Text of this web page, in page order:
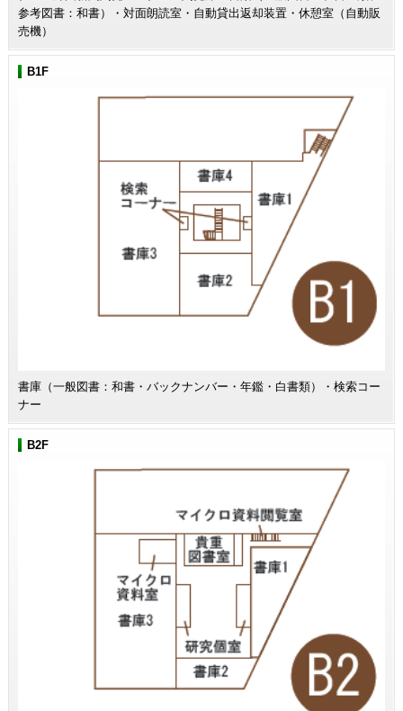
参考図書：和書）・対面朗読室・自動貸出返却装置・休憩室（自動販
売機）
B1F
書庫（一般図書：和書・バックナンバー・年鑑・白書類）・検索コー
ナー
B2F